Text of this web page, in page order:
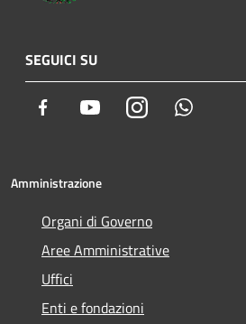
SEGUICI SU
Facebook YoutubeInstagram
Amministrazione
Organi di Governo
Aree Amministrative
Uffici
Enti e fondazioni